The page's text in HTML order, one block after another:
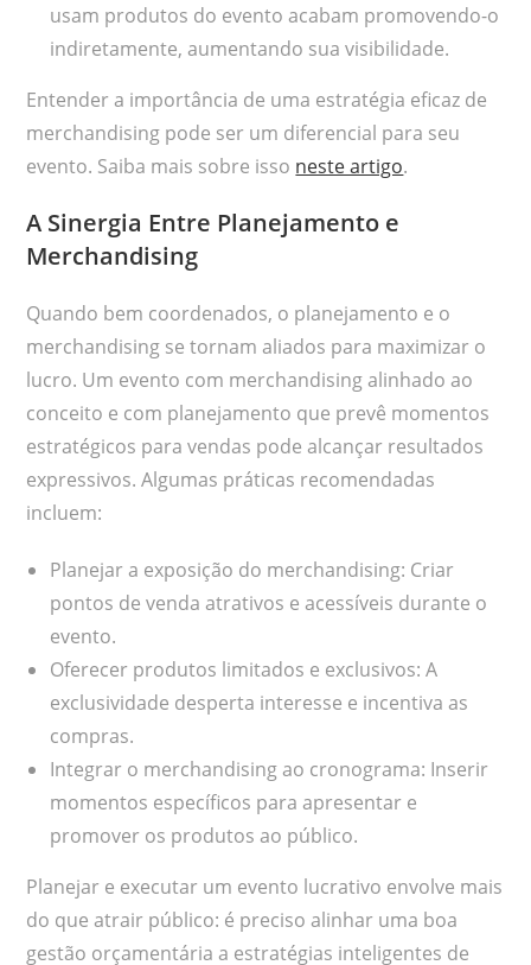
usam produtos do evento acabam promovendo-o
indiretamente, aumentando sua visibilidade.
Entender a importância de uma estratégia eficaz de
merchandising pode ser um diferencial para seu
evento. Saiba mais sobre isso neste artigo.
A Sinergia Entre Planejamento e
Merchandising
Quando bem coordenados, o planejamento e o
merchandising se tornam aliados para maximizar o
lucro. Um evento com merchandising alinhado ao
conceito e com planejamento que prevê momentos
estratégicos para vendas pode alcançar resultados
expressivos. Algumas práticas recomendadas
incluem:
Planejar a exposição do merchandising: Criar
pontos de venda atrativos e acessíveis durante o
evento.
Oferecer produtos limitados e exclusivos: A
exclusividade desperta interesse e incentiva as
compras.
Integrar o merchandising ao cronograma: Inserir
momentos específicos para apresentar e
promover os produtos ao público.
Planejar e executar um evento lucrativo envolve mais
do que atrair público: é preciso alinhar uma boa
gestão orçamentária a estratégias inteligentes de